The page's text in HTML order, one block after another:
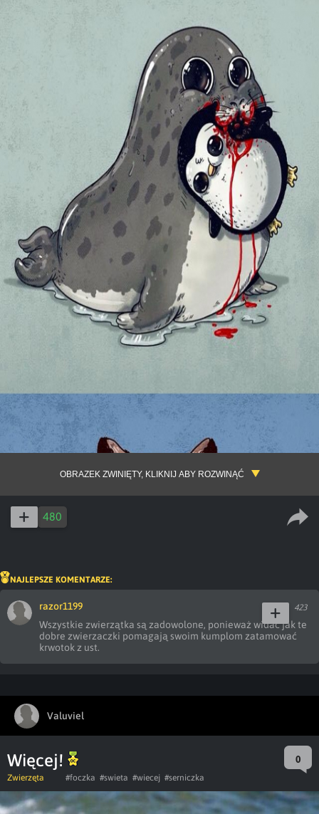
OBRAZEK ZWINIĘTY, KLIKNIJ ABY ROZWINĄĆ
480
NAJLEPSZE KOMENTARZE:
razor1199
Wszystkie zwierzątka są zadowolone, ponieważ widać jak te
dobre zwierzaczki pomagają swoim kumplom zatamować
krwotok z ust.
423
Valuviel
Więcej! 0
Zwierzęta #foczka #swieta #wiecej #serniczka